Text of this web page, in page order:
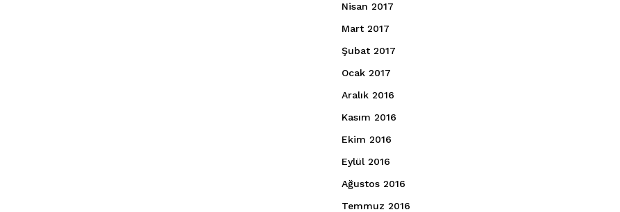
Nisan 2017
Mart 2017
Şubat 2017
Ocak 2017
Aralık 2016
Kasım 2016
Ekim 2016
Eylül 2016
Ağustos 2016
Temmuz 2016